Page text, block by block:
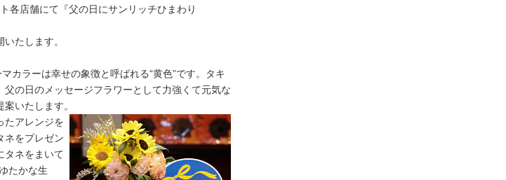
各店舗にて『父の日にサンリッチひまわり
たします。
カラーは幸せの象徴と呼ばれる“黄色”です。タキ
の日のメッセージフラワーとして力強くて元気な
いたします。
たアレンジを
ネをプレゼン
タネをまいて
たかな生